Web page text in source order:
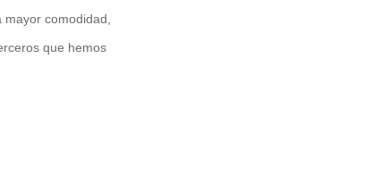
comodidad,
que hemos